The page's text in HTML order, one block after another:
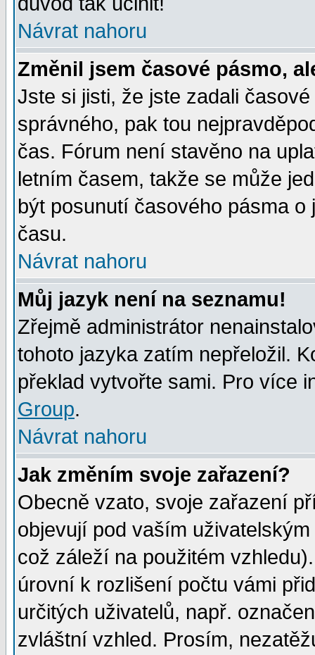
Návrat nahoru
Změnil jsem časové pásmo,
Jste si jisti, že jste zadali
správného, pak tou
čas. Fórum není stavěno na
letním časem, takže se může
být posunutí časového pásma
času.
Návrat nahoru
Můj jazyk není na seznamu!
Zřejmě administrátor
tohoto jazyka zatím nepřeložil.
překlad vytvořte sami. Pro více
Group.
Návrat nahoru
Jak změním svoje zařazení?
Obecně vzato, svoje zařazení
objevují pod vaším
což záleží na použitém
úrovní k rozlišení počtu vámi
určitých uživatelů, např.
zvláštní vzhled. Prosím,